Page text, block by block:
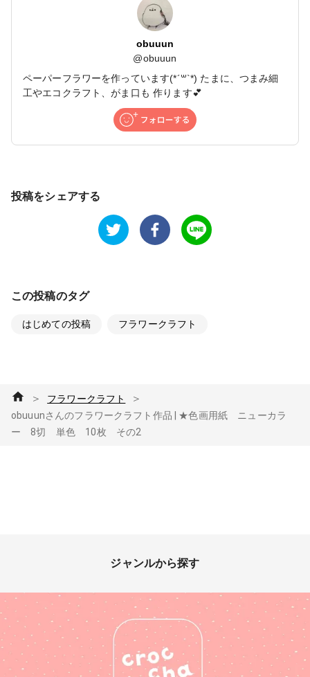
obuuun
@obuuun
ペーパーフラワーを作っています(*´꒳`*) たまに、つまみ細
工やエコクラフト、がま口も 作ります💕
投稿をシェアする
この投稿のタグ
はじめての投稿 フラワークラフト
＞ フラワークラフト ＞
obuuunさんのフラワークラフト作品 | ★色画用紙 ニューカラ
ー 8切 単色 10枚 その2
ジャンルから探す